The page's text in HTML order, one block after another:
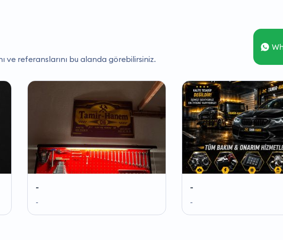
ve referanslarını bu alanda görebilirsiniz.
-
-
-
-